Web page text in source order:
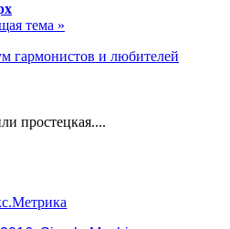
тема »
гармонистов и любителей
простецкая....